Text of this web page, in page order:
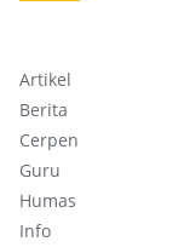
Artikel
Berita
Cerpen
Guru
Humas
Info